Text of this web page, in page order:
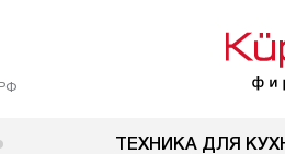
ТЕХНИКА ДЛЯ